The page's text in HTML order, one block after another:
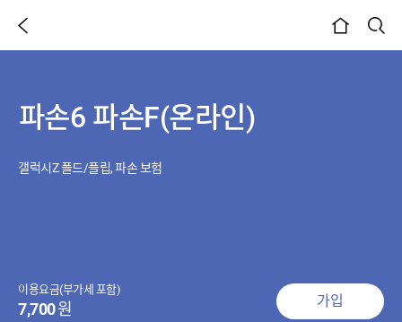
파손6 파손F(온라인)
갤럭시Z 폴드/플립, 파손 보험
이용요금(부가세 포함)
7,700원 가입